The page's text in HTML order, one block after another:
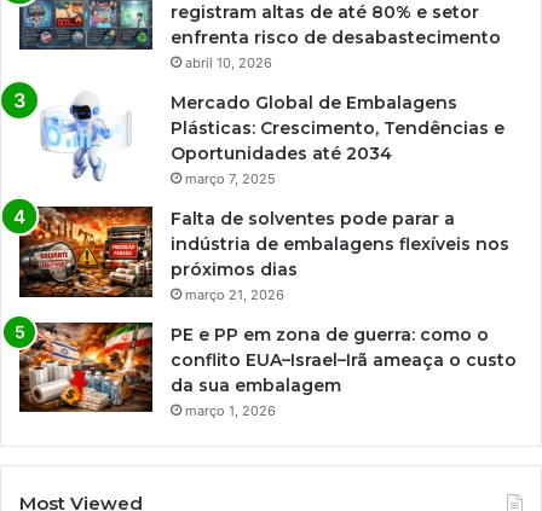
registram altas de até 80% e setor
enfrenta risco de desabastecimento
abril 10, 2026
Mercado Global de Embalagens
Plásticas: Crescimento, Tendências e
Oportunidades até 2034
março 7, 2025
Falta de solventes pode parar a
indústria de embalagens flexíveis nos
próximos dias
março 21, 2026
PE e PP em zona de guerra: como o
conflito EUA–Israel–Irã ameaça o custo
da sua embalagem
março 1, 2026
Most Viewed